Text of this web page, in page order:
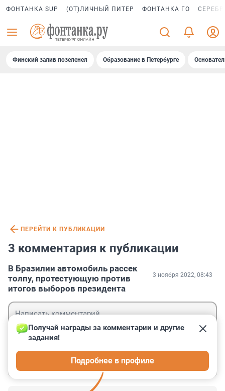
ФОНТАНКА SUP (ОТ)ЛИЧНЫЙ ПИТЕР ФОНТАНКА ГО
Финский залив позеленел Образование в Петербурге
ПЕРЕЙТИ К ПУБЛИКАЦИИ
3 комментария к публикации
В Бразилии автомобиль рассек
толпу, протестующую против
итогов выборов президента
3 ноября 2022, 08:43
Получай награды за комментарии и другие
задания!
Подробнее в профиле